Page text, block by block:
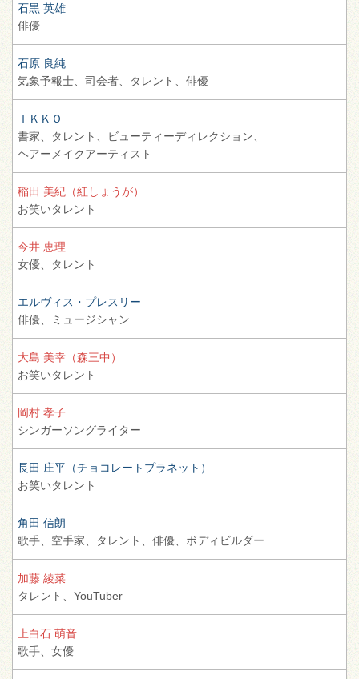
石黒 英雄
俳優
石原 良純
気象予報士、 司会者、 タレント、 俳優
ＩＫＫＯ
書家、
タレント、
ビューティーディレクション、
ヘアーメイクアーティスト
稲田 美紀（紅しょうが）
お笑いタレント
今井 恵理
女優、
タレント
エルヴィス・プレスリー
俳優、
ミュージシャン
大島 美幸（森三中）
お笑いタレント
岡村 孝子
シンガーソングライター
長田 庄平（チョコレートプラネット）
お笑いタレント
角田 信朗
歌手、 空手家、 タレント、 俳優、 ボディビルダー
加藤 綾菜
タレント、 YouTuber
上白石 萌音
歌手、 女優